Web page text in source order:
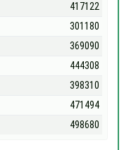
417122
301180
369090
444308
398310
471494
498680